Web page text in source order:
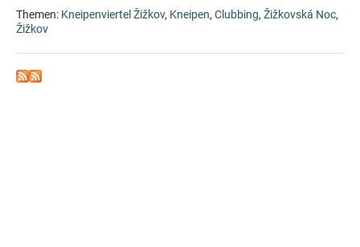
Themen: Kneipenviertel Žižkov, Kneipen, Clubbing, Žižkovská Noc,
Žižkov